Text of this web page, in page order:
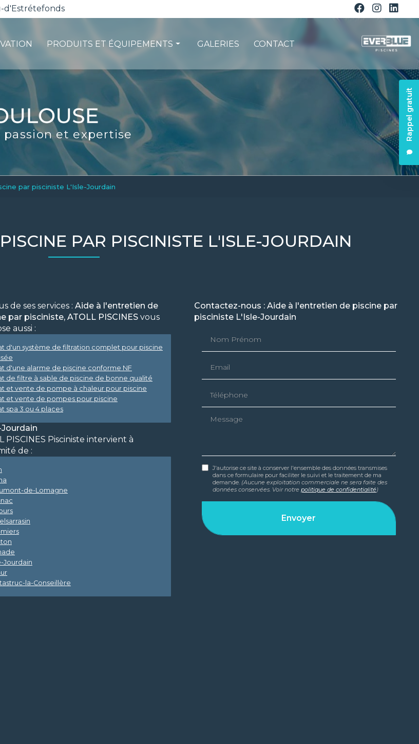
d'Estrétefonds
Rappel gratuit
PRODUITS ET ÉQUIPEMENTS
Les pompes à chaleur
La filtration
Les robots piscines
Volets et sécurité
La stérilisation
Les abris
Spas-Balnéo
GALERIES CONTACT
et expertise
par pisciniste L'Isle-Jourdain
PAR PISCINISTE L'ISLE-JOURDAIN
de ses services : Aide à l'entretien de
par pisciniste, ATOLL PISCINESvous
aussi :
d'un système de filtration complet pour piscine
d'une alarme de piscine conforme NF
de filtre à sable de piscine de bonne qualité
et vente de pompe à chaleur pour piscine
et vente de pompes pour piscine
spa 3 ou 4 places
PISCINES Pisciniste intervient à
de :
de-Lomagne
Jourdain
la-Conseillère
Contactez-nous : Aide à l'entretien de piscine par
pisciniste L'Isle-Jourdain
Message
J'autorise ce site à conserver l'ensemble des données transmises
dans ce formulaire pour faciliter le suivi et le traitement de ma
demande. (Aucune exploitation commerciale ne sera faite des
données conservées. Voir notre politique de confidentialité)